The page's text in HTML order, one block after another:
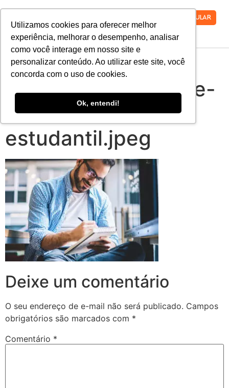
Utilizamos cookies para oferecer melhor
experiência, melhorar o desempenho, analisar
como você interage em nosso site e
personalizar conteúdo. Ao utilizar este site, você
concorda com o uso de cookies.
Ok, entendi!
VESTIBULAR
tudo-o-que-voce-
precisa-saber-sobre-
o-financiamento-
estudantil.jpeg
Deixe um comentário
O seu endereço de e-mail não será publicado. Campos
obrigatórios são marcados com *
Comentário *